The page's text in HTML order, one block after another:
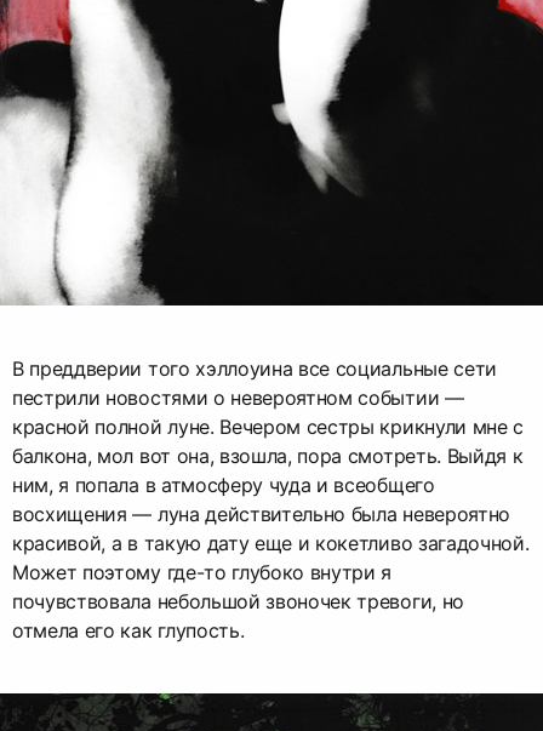
В преддверии того хэллоуина все социальные сети
пестрили новостями о невероятном событии —
красной полной луне. Вечером сестры крикнули мне с
балкона, мол вот она, взошла, пора смотреть. Выйдя к
ним, я попала в атмосферу чуда и всеобщего
восхищения — луна действительно была невероятно
красивой, а в такую дату еще и кокетливо загадочной.
Может поэтому где-то глубоко внутри я
почувствовала небольшой звоночек тревоги, но
отмела его как глупость.